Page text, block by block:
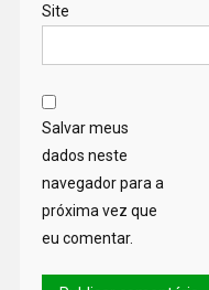
Site
Salvar meus
dados neste
navegador para a
próxima vez que
eu comentar.